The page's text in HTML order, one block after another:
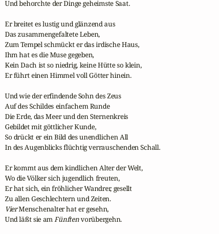
Und behorchte der Dinge geheimste Saat.
Er breitet es lustig und glänzend aus
Das zusammengefaltete Leben,
Zum Tempel schmückt er das irdische Haus,
Ihm hat es die Muse gegeben,
Kein Dach ist so niedrig, keine Hütte so klein,
Er führt einen Himmel voll Götter hinein.
Und wie der erfindende Sohn des Zeus
Auf des Schildes einfachem Runde
Die Erde, das Meer und den Sternenkreis
Gebildet mit göttlicher Kunde,
So drückt er ein Bild des unendlichen All
In des Augenblicks flüchtig verrauschenden Schall.
Er kommt aus dem kindlichen Alter der Welt,
Wo die Völker sich jugendlich freuten,
Er hat sich, ein fröhlicher Wandrer, gesellt
Vier Menschenalter hat er gesehn,
Und läßt sie am Fünften vorübergehn.